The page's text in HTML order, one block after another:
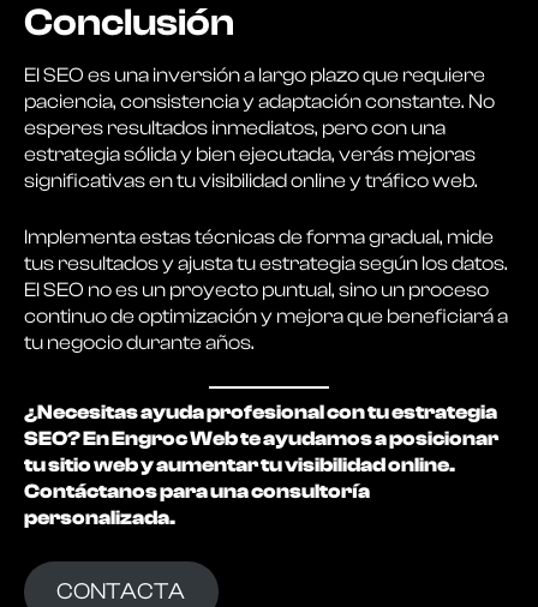
Conclusión
El SEO es una inversión a largo plazo que requiere
paciencia, consistencia y adaptación constante. No
esperes resultados inmediatos, pero con una
estrategia sólida y bien ejecutada, verás mejoras
significativas en tu visibilidad online y tráfico web.
Implementa estas técnicas de forma gradual, mide
tus resultados y ajusta tu estrategia según los datos.
El SEO no es un proyecto puntual, sino un proceso
continuo de optimización y mejora que beneficiará a
tu negocio durante años.
¿Necesitas ayuda profesional con tu estrategia
SEO? En Engroc Web te ayudamos a posicionar
tu sitio web y aumentar tu visibilidad online.
Contáctanos para una consultoría
personalizada.
CONTACTA